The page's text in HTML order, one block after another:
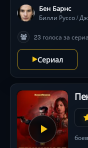
Бен Барнс
23 голоса за
Сериал